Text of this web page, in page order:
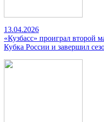
13.04.2026
«Кузбасс» проиграл второй
Кубка России и завершил